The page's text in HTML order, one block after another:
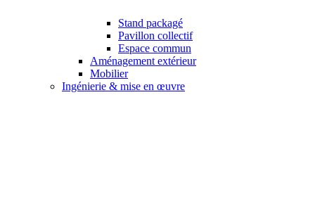
Stand packagé
Pavillon collectif
Espace commun
Aménagement extérieur
Mobilier
Ingénierie & mise en œuvre